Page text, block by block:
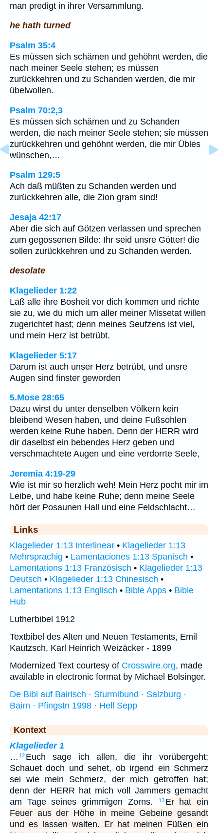
man predigt in ihrer Versammlung.
he hath turned
Psalm 35:4
Es müssen sich schämen und gehöhnt werden, die
nach meiner Seele stehen; es müssen
zurückkehren und zu Schanden werden, die mir
übelwollen.
Psalm 70:2,3
Es müssen sich schämen und zu Schanden
werden, die nach meiner Seele stehen; sie müssen
zurückkehren und gehöhnt werden, die mir Übles
wünschen,…
Psalm 129:5
Ach daß müßten zu Schanden werden und
zurückkehren alle, die Zion gram sind!
Jesaja 42:17
Aber die sich auf Götzen verlassen und sprechen
zum gegossenen Bilde: Ihr seid unsre Götter! die
sollen zurückkehren und zu Schanden werden.
desolate
Klagelieder 1:22
Laß alle ihre Bosheit vor dich kommen und richte
sie zu, wie du mich um aller meiner Missetat willen
zugerichtet hast; denn meines Seufzens ist viel,
und mein Herz ist betrübt.
Klagelieder 5:17
Darum ist auch unser Herz betrübt, und unsre
Augen sind finster geworden
5.Mose 28:65
Dazu wirst du unter denselben Völkern kein
bleibend Wesen haben, und deine Fußsohlen
werden keine Ruhe haben. Denn der HERR wird
dir daselbst ein bebendes Herz geben und
verschmachtete Augen und eine verdorrte Seele,
Jeremia 4:19-29
Wie ist mir so herzlich weh! Mein Herz pocht mir im
Leibe, und habe keine Ruhe; denn meine Seele
hört der Posaunen Hall und eine Feldschlacht…
Links
Klagelieder 1:13 Interlinear • Klagelieder 1:13
Mehrsprachig • Lamentaciones 1:13 Spanisch •
Lamentations 1:13 Französisch • Klagelieder 1:13
Deutsch • Klagelieder 1:13 Chinesisch •
Lamentations 1:13 Englisch • Bible Apps • Bible
Hub
Lutherbibel 1912
Textbibel des Alten und Neuen Testaments, Emil
Kautzsch, Karl Heinrich Weizäcker - 1899
Modernized Text courtesy of Crosswire.org, made
available in electronic format by Michael Bolsinger.
De Bibl auf Bairisch · Sturmibund · Salzburg ·
Bairn · Pfingstn 1998 · Hell Sepp
Kontext
Klagelieder 1
… 12 Euch sage ich allen, die ihr vorübergeht;
Schauet doch und sehet, ob irgend ein Schmerz
sei wie mein Schmerz, der mich getroffen hat;
denn der HERR hat mich voll Jammers gemacht
am Tage seines grimmigen Zorns.
13 Er hat ein
Feuer aus der Höhe in meine Gebeine gesandt
und es lassen walten. Er hat meinen Füßen ein